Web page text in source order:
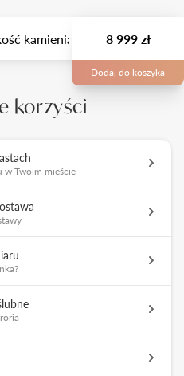
kamienia Opis
8 999 zł
Dodaj do koszyka
korzyści
w Twoim mieście